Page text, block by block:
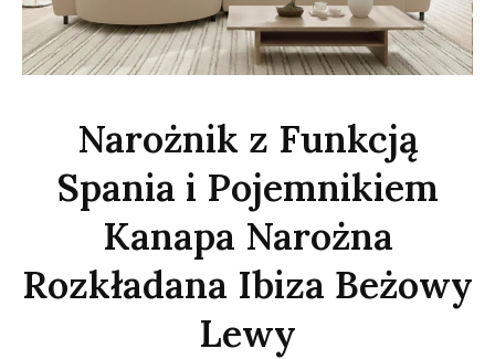
Narożnik z Funkcją
Spania i Pojemnikiem
Kanapa Narożna
Rozkładana Ibiza Beżowy
Lewy